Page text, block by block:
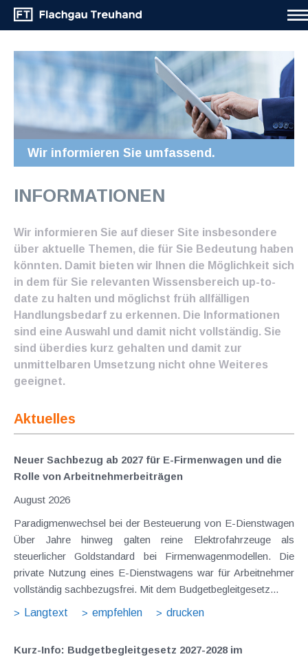
Wir informieren Sie umfassend.
INFORMATIONEN
Wir informieren Sie auf dieser Site insbesondere
über aktuelle Themen, die für Sie Bedeutung haben
könnten. Damit bieten wir Ihnen die Möglichkeit sich
in dem für Sie relevanten Wissensbereich up-to-
date zu halten und möglichst früh allfälligen
Handlungsbedarf zu erkennen. Die Informationen
sind eine Auswahl und damit nicht vollständig. Sie
sind überdies kurz gehalten und damit zur
unmittelbaren Umsetzung nicht ohne Weiteres
geeignet.
Aktuelles
Neuer Sachbezug ab 2027 für E-Firmenwagen und die
Rolle von Arbeitnehmer​­beiträgen
August 2026
Paradigmenwechsel bei der Besteuerung von E-Dienstwagen
Über Jahre hinweg galten reine Elektrofahrzeuge als
steuerlicher Goldstandard bei Firmenwagenmodellen. Die
private Nutzung eines E-Dienstwagens war für Arbeitnehmer
vollständig sachbezugsfrei. Mit dem Budgetbegleitgesetz...
Langtext
empfehlen drucken
Kurz-Info: Budgetbegleitgesetz 2027-2028 im